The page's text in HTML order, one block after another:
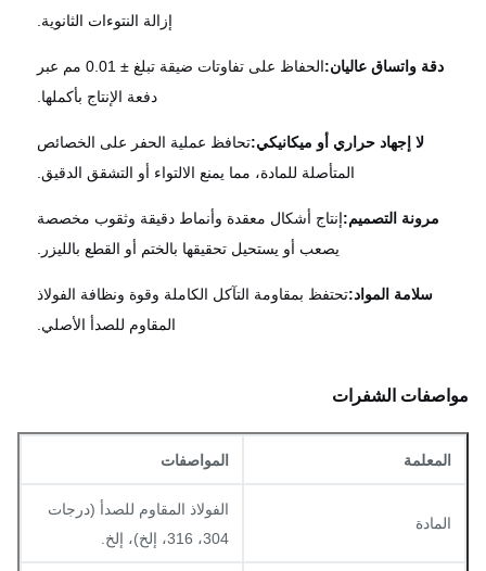
إزالة النتوءات الثانوية.
دقة واتساق عاليان:
الحفاظ على تفاوتات ضيقة تبلغ ± 0.01 مم عبر
دفعة الإنتاج بأكملها.
لا إجهاد حراري أو ميكانيكي:تحافظ عملية الحفر على الخصائص
المتأصلة للمادة، مما يمنع الالتواء أو التشقق الدقيق.
مرونة التصميم:إنتاج أشكال معقدة وأنماط دقيقة وثقوب مخصصة
يصعب أو يستحيل تحقيقها بالختم أو القطع بالليزر.
سلامة المواد:تحتفظ بمقاومة التآكل الكاملة وقوة ونظافة الفولاذ
المقاوم للصدأ الأصلي.
الشفرات
المعلمة المواصفات
الفولاذ المقاوم للصدأ (درجات